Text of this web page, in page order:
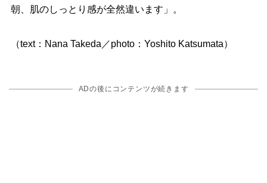
朝、肌のしっとり感が全然違います」。
（text：Nana Takeda／photo：Yoshito Katsumata）
ADの後にコンテンツが続きます